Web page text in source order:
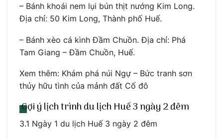
– Bánh khoái nem lụi bún thịt nướng Kim Long.
Địa chỉ: 50 Kim Long, Thành phố Huế.
– Bánh xèo cá kình Đầm Chuồn. Địa chỉ: Phá
Tam Giang – Đầm Chuồn, Huế.
Xem thêm: Khám phá núi Ngự – Bức tranh sơn
thủy hữu tình của mảnh đất Cố đô
Gợi ý lịch trình du lịch Huế 3 ngày 2 đêm
3.1 Ngày 1 du lịch Huế 3 ngày 2 đêm